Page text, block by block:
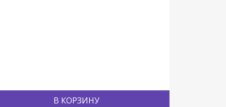
В КОРЗИНУ